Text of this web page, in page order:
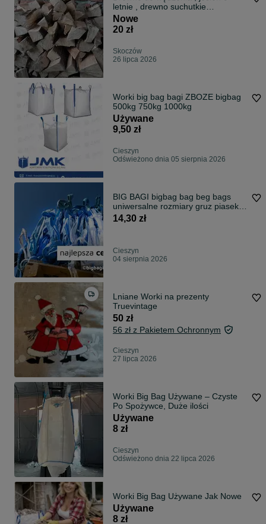
letnie , drewno suchutkie
workowane 15kg
Nowe
20 zł
Skoczów
26 lipca 2026
Worki big bag bagi ZBOZE bigbag
500kg 750kg 1000kg
Używane
9,50 zł
Cieszyn
Odświeżono dnia 05 sierpnia 2026
BIG BAGI bigbag bag beg bags
uniwersalne rozmiary gruz piasek
pszenica
14,30 zł
Cieszyn
04 sierpnia 2026
Lniane Worki na prezenty
Truevintage
50 zł
56 zł z Pakietem Ochronnym
Cieszyn
27 lipca 2026
Worki Big Bag Używane – Czyste
Po Spożywce, Duże ilości
Używane
8 zł
Cieszyn
Odświeżono dnia 22 lipca 2026
Worki Big Bag Używane Jak Nowe
Używane
8 zł